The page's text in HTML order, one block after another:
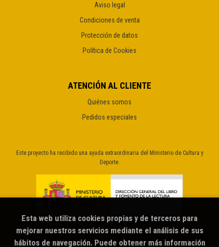
Aviso legal
Condiciones de venta
Protección de datos
Política de Cookies
ATENCIÓN AL CLIENTE
Quiénes somos
Pedidos especiales
Este proyecto ha recibido una ayuda extraordinaria del Ministerio de Cultura y
Deporte.
Esta web utiliza cookies propias y de terceros para
mejorar nuestros servicios mediante el análisis de sus
hábitos de navegación. Puede obtener más información